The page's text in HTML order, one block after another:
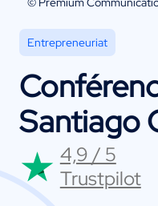
Entrepreneuriat
Santiago
4,9 / 5
Trustpilot